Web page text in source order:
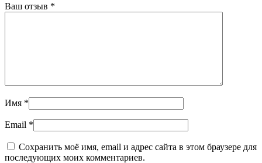
Ваш отзыв *
Имя *
Email *
Сохранить моё имя, email и адрес сайта в этом браузере для
последующих моих комментариев.